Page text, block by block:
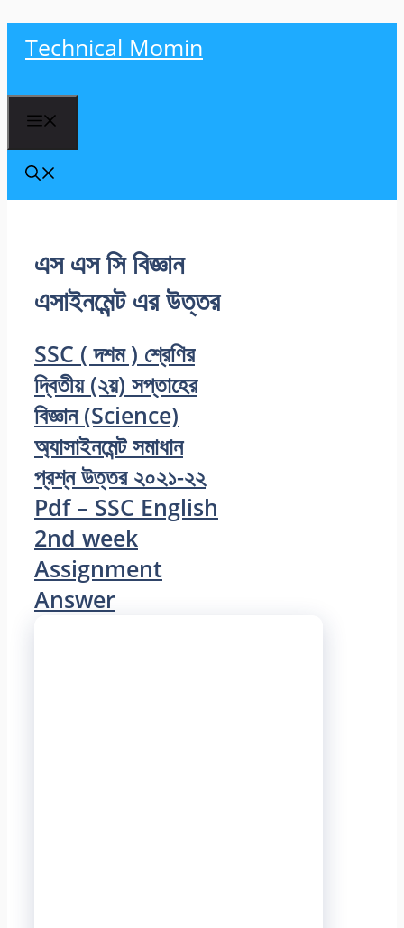
Technical Momin
এস এস সি বিজ্ঞান
এসাইনমেন্ট এর উত্তর
SSC ( দশম ) শ্রেণির
দ্বিতীয় (২য়) সপ্তাহের
বিজ্ঞান (Science)
অ্যাসাইনমেন্ট সমাধান
প্রশ্ন উত্তর ২০২১-২২
Pdf – SSC English
2nd week
Assignment
Answer